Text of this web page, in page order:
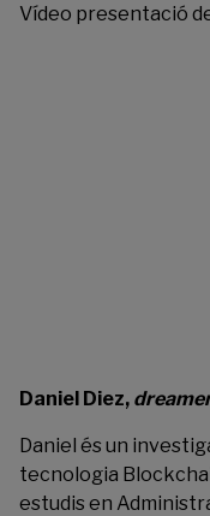
Vídeo presentació
Daniel Diez,
Daniel és un
tecnologia
estudis en